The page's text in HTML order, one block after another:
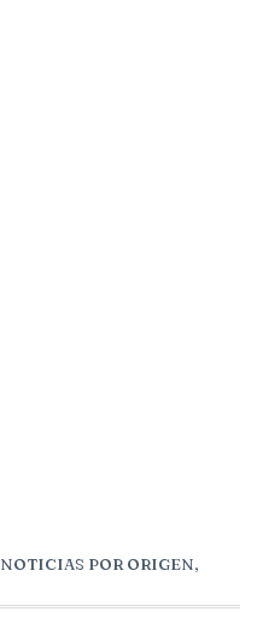
NOTICIAS POR ORIGEN,